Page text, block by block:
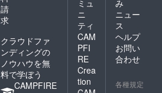
請
求
クラウドファ
ンディングの
ノウハウを無
料で学ぼう
CAMPFIRE
ミュ
ニ
ティ
CAM
PFI
RE
Crea
tion
み
ニュー
ス
ヘルプ
お問い
合わせ
各種規定